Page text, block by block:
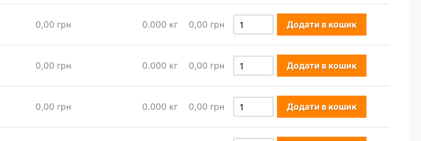
0,00 грн 0.000 кг 0,00 грн Додати в кошик
0,00 грн 0.000 кг 0,00 грн Додати в кошик
0,00 грн 0.000 кг 0,00 грн Додати в кошик